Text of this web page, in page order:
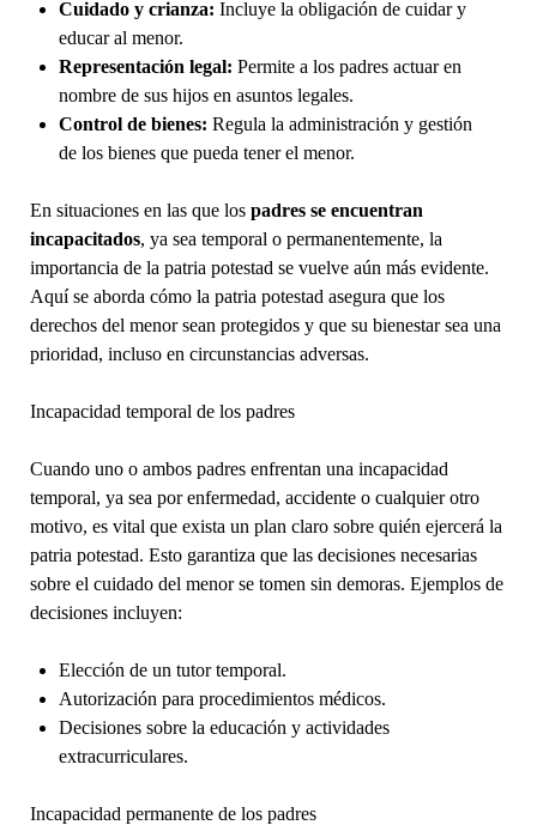
Cuidado y crianza: Incluye la obligación de cuidar y
educar al menor.
Representación legal: Permite a los padres actuar en
nombre de sus hijos en asuntos legales.
Control de bienes: Regula la administración y gestión
de los bienes que pueda tener el menor.
En situaciones en las que los padres se encuentran
incapacitados, ya sea temporal o permanentemente, la
importancia de la patria potestad se vuelve aún más evidente.
Aquí se aborda cómo la patria potestad asegura que los
derechos del menor sean protegidos y que su bienestar sea una
prioridad, incluso en circunstancias adversas.
Incapacidad temporal de los padres
Cuando uno o ambos padres enfrentan una incapacidad
temporal, ya sea por enfermedad, accidente o cualquier otro
motivo, es vital que exista un plan claro sobre quién ejercerá la
patria potestad. Esto garantiza que las decisiones necesarias
sobre el cuidado del menor se tomen sin demoras. Ejemplos de
decisiones incluyen:
Elección de un tutor temporal.
Autorización para procedimientos médicos.
Decisiones sobre la educación y actividades
extracurriculares.
Incapacidad permanente de los padres